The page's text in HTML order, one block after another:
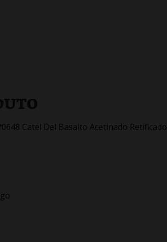
Catel Del Basalto Acetinado Retificado